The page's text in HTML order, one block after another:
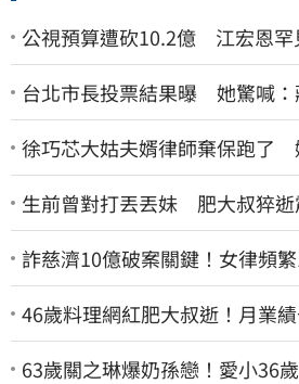
公視預算遭砍10.2億 江宏恩罕
台北市長投票結果曝 她驚喊：
徐巧芯大姑夫婿律師棄保跑了
生前曾對打丟丟妹 肥大叔猝逝
詐慈濟10億破案關鍵！女律頻
46歲料理網紅肥大叔逝！月業
63歲關之琳爆奶孫戀！愛小36